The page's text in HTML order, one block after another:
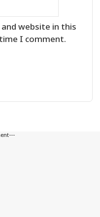
website in this
I comment.